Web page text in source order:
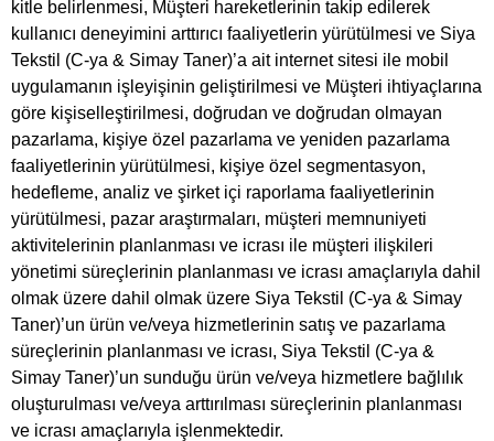
kitle belirlenmesi, Müşteri hareketlerinin takip edilerek
kullanıcı deneyimini arttırıcı faaliyetlerin yürütülmesi ve Siya
Tekstil (C-ya & Simay Taner)’a ait internet sitesi ile mobil
uygulamanın işleyişinin geliştirilmesi ve Müşteri ihtiyaçlarına
göre kişiselleştirilmesi, doğrudan ve doğrudan olmayan
pazarlama, kişiye özel pazarlama ve yeniden pazarlama
faaliyetlerinin yürütülmesi, kişiye özel segmentasyon,
hedefleme, analiz ve şirket içi raporlama faaliyetlerinin
yürütülmesi, pazar araştırmaları, müşteri memnuniyeti
aktivitelerinin planlanması ve icrası ile müşteri ilişkileri
yönetimi süreçlerinin planlanması ve icrası amaçlarıyla dahil
olmak üzere dahil olmak üzere Siya Tekstil (C-ya & Simay
Taner)’un ürün ve/veya hizmetlerinin satış ve pazarlama
süreçlerinin planlanması ve icrası, Siya Tekstil (C-ya &
Simay Taner)’un sunduğu ürün ve/veya hizmetlere bağlılık
oluşturulması ve/veya arttırılması süreçlerinin planlanması
ve icrası amaçlarıyla işlenmektedir.